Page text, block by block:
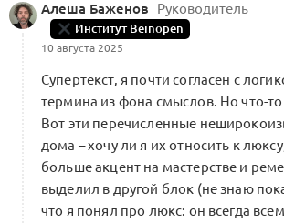
Алеша Баженов Руководитель
Институт Beinopen
10 августа 2025
Супертекст, я почти согласен с
термина из фона смыслов. Но что-
Вот эти перечисленные
дома – хочу ли я их относить к
больше акцент на мастерстве и
выделил в другой блок (не знаю
что я понял про люкс: он всегда